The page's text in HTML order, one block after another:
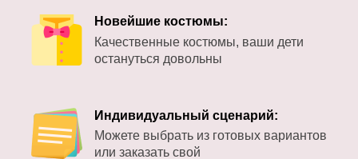
Новейшие костюмы:
Качественные костюмы, ваши дети
остануться довольны
Индивидуальный сценарий:
Можете выбрать из готовых вариантов
или заказать свой